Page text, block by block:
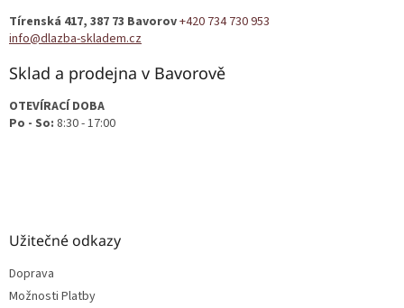
Tírenská 417, 387 73 Bavorov+420 734 730 953
info@dlazba-skladem.cz
Sklad a prodejna v Bavorově
OTEVÍRACÍ DOBA
Po - So: 8:30 - 17:00
Užitečné odkazy
Doprava
Možnosti Platby